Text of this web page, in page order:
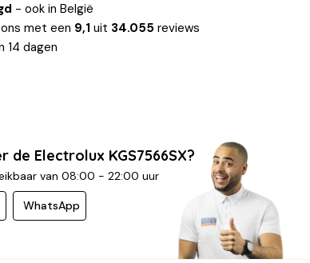
- ook in België
met een 9,1 uit 34.055 reviews
14 dagen
de Electrolux KGS7566SX?
van 08:00 - 22:00 uur
WhatsApp